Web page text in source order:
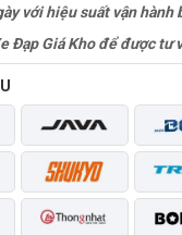
với hiệu suất vận
Đạp Giá Kho để được